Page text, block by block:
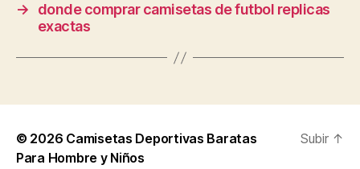
→
donde comprar camisetas de futbol replicas
exactas
© 2026 Camisetas Deportivas Baratas
Para Hombre y Niños
Subir ↑